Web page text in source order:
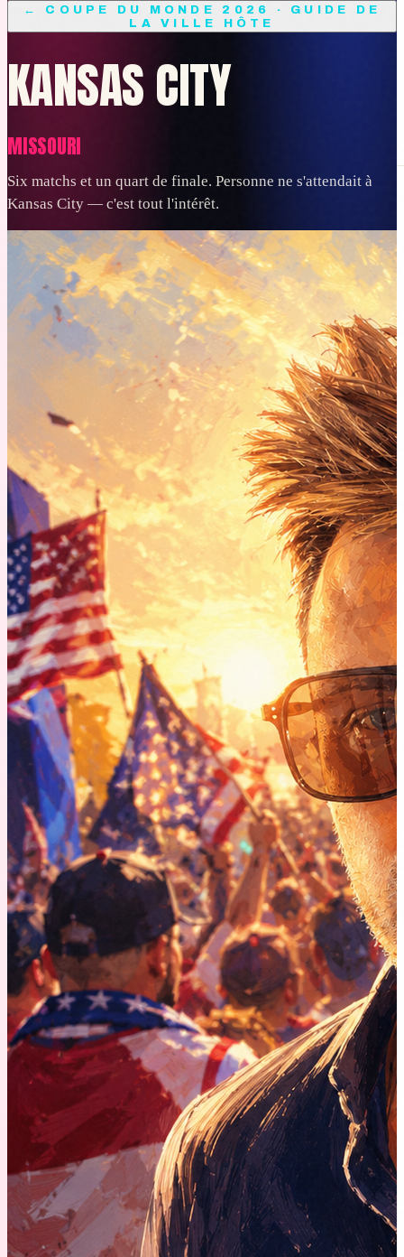
PlanifierRéserver BagagesVisas et documentsSur placeBudgetTout voir
← COUPE DU MONDE 2026 · GUIDE DE
LA VILLE HÔTE
KANSAS CITY
MISSOURI
Six matchs et un quart de finale. Personne ne s'attendait à
Kansas City — c'est tout l'intérêt.